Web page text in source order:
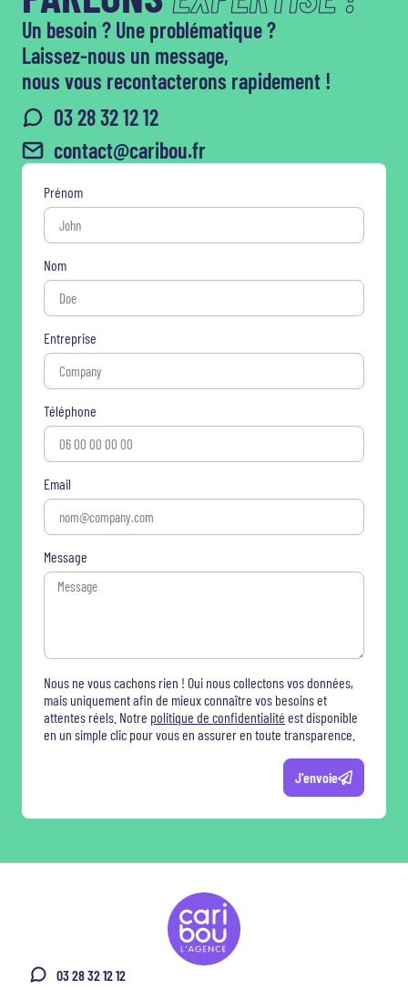
Un besoin ? Une problématique ?
Laissez-nous un message,
nous vous recontacterons rapidement !
03 28 32 12 12
contact@caribou.fr
Prénom
Nom
Entreprise
Téléphone
Email
Message
Nous ne vous cachons rien ! Oui nous collectons vos données,
mais uniquement afin de mieux connaître vos besoins et
attentes réels. Notre politique de confidentialité est disponible
en un simple clic pour vous en assurer en toute transparence.
J'envoie
03 28 32 12 12